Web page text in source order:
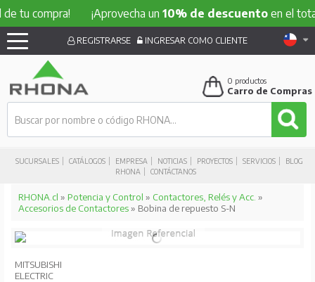
¡Aprovecha un10% de descuentoen el total de tu
SUCURSALES CATÁLOGOS EMPRESA NOTICIAS PROYECTOS SERVICIOS
BLOG
RHONA
CONTÁCTANOS
REGISTRARSE INGRESAR COMO CLIENTE
0 productos
Carro de Compras
RHONA.cl » Potencia y Control » Contactores, Relés y Acc. »
Accesorios de Contactores» Bobina de repuesto S-N
MITSUBISHI
ELECTRIC